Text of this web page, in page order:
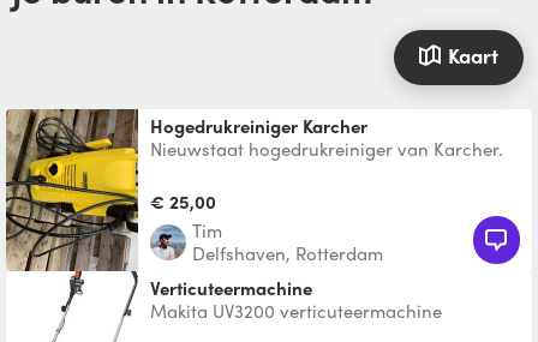
Kaart
Hogedrukreiniger Karcher
Nieuwstaat hogedrukreiniger van Karcher.
spuitstukken aan t
€ 25,00
Tim
Delfshaven, Rotterdam
Verticuteermachine
Makita UV3200 verticuteermachine